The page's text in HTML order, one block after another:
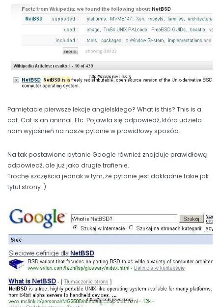
Pamiętacie pierwsze lekcje angielskiego? What is this? This is a
cat. Cat is an animal. Etc. Pojawiła się odpowiedź, która udziela
nam wyjaśnień na nasze pytanie w prawidłowy sposób.
Na tak postawione pytanie Google również znajduje prawidłową
odpowiedź, ale już jako drugie trafienie.
Trochę szczęścia jednak w tym, że pytanie jest dokładnie takie jak
tytuł strony :)